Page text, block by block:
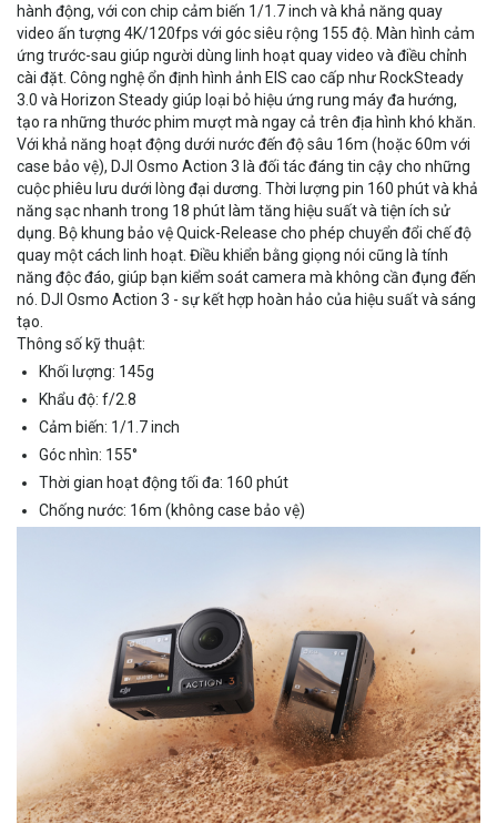
hành động, với con chip cảm biến 1/1.7 inch và khả năng quay
video ấn tượng 4K/120fps với góc siêu rộng 155 độ. Màn hình cảm
ứng trước-sau giúp người dùng linh hoạt quay video và điều chỉnh
cài đặt. Công nghệ ổn định hình ảnh EIS cao cấp như RockSteady
3.0 và Horizon Steady giúp loại bỏ hiệu ứng rung máy đa hướng,
tạo ra những thước phim mượt mà ngay cả trên địa hình khó khăn.
Với khả năng hoạt động dưới nước đến độ sâu 16m (hoặc 60m với
case bảo vệ), DJI Osmo Action 3 là đối tác đáng tin cậy cho những
cuộc phiêu lưu dưới lòng đại dương. Thời lượng pin 160 phút và khả
năng sạc nhanh trong 18 phút làm tăng hiệu suất và tiện ích sử
dụng. Bộ khung bảo vệ Quick-Release cho phép chuyển đổi chế độ
quay một cách linh hoạt. Điều khiển bằng giọng nói cũng là tính
năng độc đáo, giúp bạn kiểm soát camera mà không cần đụng đến
nó. DJI Osmo Action 3 - sự kết hợp hoàn hảo của hiệu suất và sáng
tạo.
Thông số kỹ thuật:
Khối lượng: 145g
Khẩu độ: f/2.8
Cảm biến: 1/1.7 inch
Góc nhìn: 155°
Thời gian hoạt động tối đa: 160 phút
Chống nước: 16m (không case bảo vệ)